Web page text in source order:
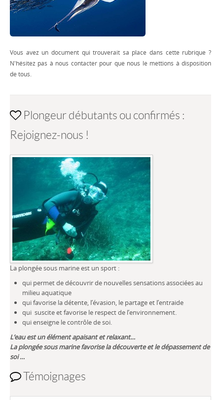
Vous avez un document qui trouverait sa place dans cette rubrique ?
N'hésitez pas à nous contacter pour que nous le mettions à disposition
de tous.
Plongeur débutants ou confirmés :
Rejoignez-nous !
La plongée sous marine est un sport :
qui permet de découvrir de nouvelles sensations associées au
milieu aquatique
qui favorise la détente, l’évasion, le partage et l’entraide
qui suscite et favorise le respect de l’environnement.
qui enseigne le contrôle de soi.
L’eau est un élément apaisant et relaxant…
La plongée sous marine favorise la découverte et le dépassement de
soi …
Témoignages